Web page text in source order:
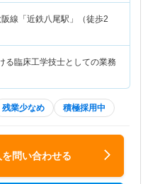
線「近鉄八尾駅」（徒歩2
る臨床工学技士としての業務
残業少なめ 積極採用中
問い合わせる